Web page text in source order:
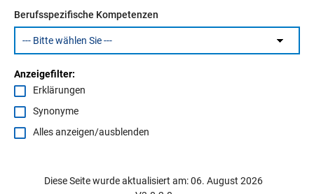
Berufsspezifische Kompetenzen
Anzeigefilter:
Erklärungen
Synonyme
Alles anzeigen/ausblenden
Diese Seite wurde aktualisiert am: 06. August 2026